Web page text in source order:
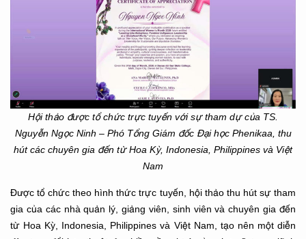
Hội thảo được tổ chức trực tuyến với sự tham dự của TS.
Nguyễn Ngọc Ninh – Phó Tổng Giám đốc Đại học Phenikaa, thu
hút các chuyên gia đến từ Hoa Kỳ, Indonesia, Philippines và Việt
Nam
Được tổ chức theo hình thức trực tuyến, hội thảo thu hút sự tham
gia của các nhà quản lý, giảng viên, sinh viên và chuyên gia đến
từ Hoa Kỳ, Indonesia, Philippines và Việt Nam, tạo nên một diễn